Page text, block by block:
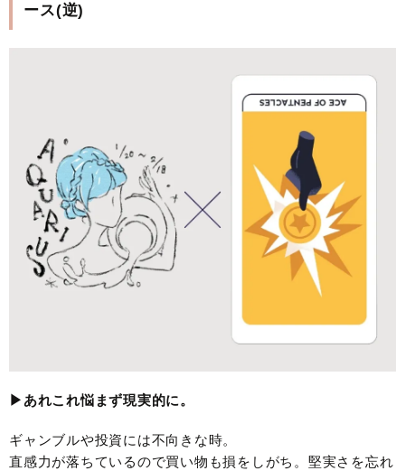
ース(逆)
▶︎あれこれ悩まず現実的に。
ギャンブルや投資には不向きな時。
直感力が落ちているので買い物も損をしがち。堅実さを忘れ